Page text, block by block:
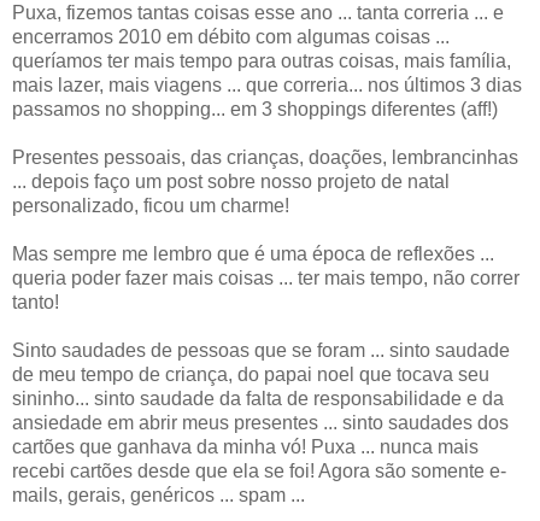
Puxa, fizemos tantas coisas esse ano ... tanta correria ... e
encerramos 2010 em débito com algumas coisas ...
queríamos ter mais tempo para outras coisas, mais família,
mais lazer, mais viagens ... que correria... nos últimos 3 dias
passamos no shopping... em 3 shoppings diferentes (aff!)
Presentes pessoais, das crianças, doações, lembrancinhas
... depois faço um post sobre nosso projeto de natal
personalizado, ficou um charme!
Mas sempre me lembro que é uma época de reflexões ...
queria poder fazer mais coisas ... ter mais tempo, não correr
tanto!
Sinto saudades de pessoas que se foram ... sinto saudade
de meu tempo de criança, do papai noel que tocava seu
sininho... sinto saudade da falta de responsabilidade e da
ansiedade em abrir meus presentes ... sinto saudades dos
cartões que ganhava da minha vó! Puxa ... nunca mais
recebi cartões desde que ela se foi! Agora são somente e-
mails, gerais, genéricos ... spam ...